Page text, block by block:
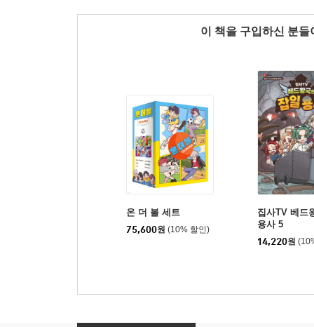
이 책을 구입하신 분
온 더 볼 세트
75,600원 (10% 할인)
집사TV 베드
용사 5
14,220원